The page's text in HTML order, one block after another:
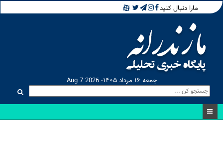
مارا دنبال کنید
جمعه ۱۶ مرداد ۱۴۰۵- Aug 7 2026